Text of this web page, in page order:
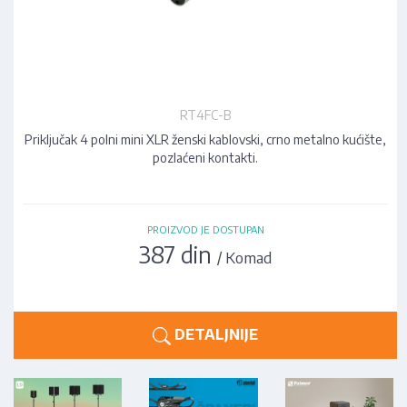
RT4FC-B
Priključak 4 polni mini XLR ženski kablovski, crno metalno kućište,
pozlaćeni kontakti.
PROIZVOD JE DOSTUPAN
387 din / Komad
DETALJNIJE